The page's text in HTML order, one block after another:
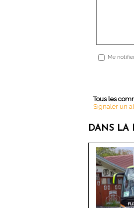
Me
Tous les
Signaler un
DANS LA